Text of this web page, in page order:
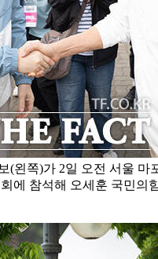
(왼쪽)가 2일 오전 서울 마
에 참석해 오세훈 국민의